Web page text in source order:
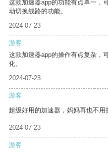
这款加速器app的功能有点单一，
动切换线路的功能。
2024-07-23
游客
这款加速器app的操作有点复杂，
化。
2024-07-23
游客
超级好用的加速器，妈妈再也不用
2024-07-23
游客